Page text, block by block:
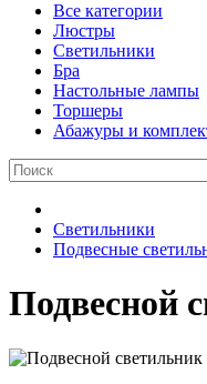
Все категории
Люстры
Светильники
Бра
Настольные лампы
Торшеры
Абажуры и
Светильники
Подвесные
Подвесной